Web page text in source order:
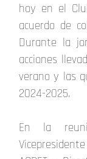
hoy en el
acuerdo de
Durante la
acciones
verano y las
2024-2025.
En la